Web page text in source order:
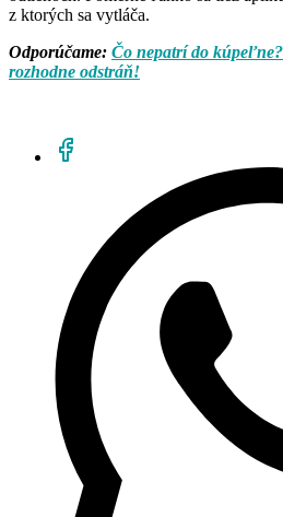
z ktorých sa vytláča.
Odporúčame: Čo nepatrí do
rozhodne odstráň!